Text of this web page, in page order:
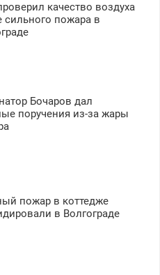
качество воздуха
сильного пожара в
Бочаров дал
поручения из-за жары
пожар в коттедже
в Волгограде